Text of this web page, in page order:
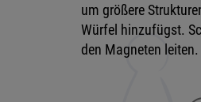
um größere
Würfel hinzufügst.
den Magneten